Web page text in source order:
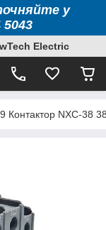
у
5043
Electric
Контактор NXC-38